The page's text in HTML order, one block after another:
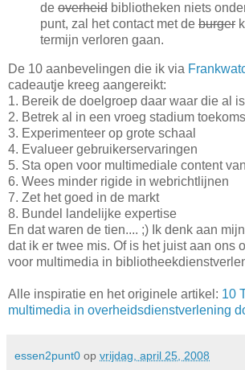
de overheid bibliotheken niets
punt, zal het contact met de burger
termijn verloren gaan.
De 10 aanbevelingen die ik via
cadeautje kreeg aangereikt:
1. Bereik de doelgroep daar waar die al is
2. Betrek al in een vroeg stadium
3. Experimenteer op grote schaal
4. Evalueer gebruikerservaringen
5. Sta open voor multimediale content
6. Wees minder rigide in webrichtlijnen
7. Zet het goed in de markt
8. Bundel landelijke expertise
En dat waren de tien.... ;) Ik denk aan
dat ik er twee mis. Of is het juist aan ons
voor multimedia in
Alle inspiratie en het originele artikel: 10
multimedia in overheidsdienstverlening
essen2punt0 op vrijdag, april 25, 2008